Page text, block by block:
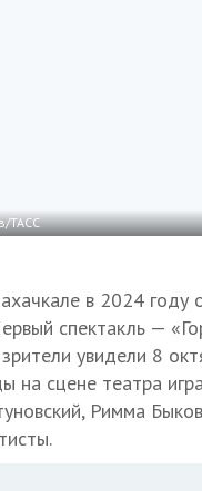
ТАСС
в 2024 году
спектакль —
увидели 8
на сцене театра
Римма